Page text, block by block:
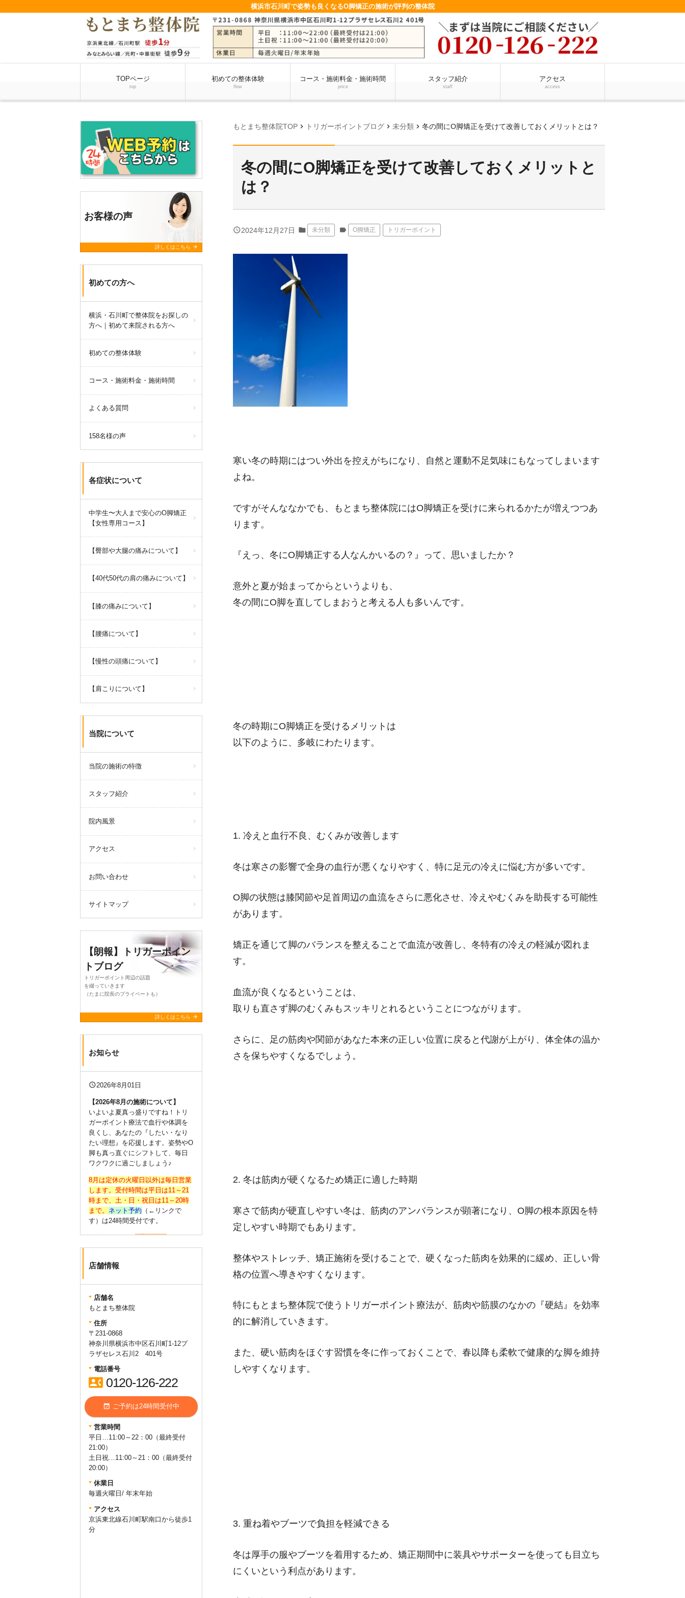
横浜市石川町で姿勢も良くなるO脚矯正の施術が評判の整体院
TOPページ
top
初めての整体体験
flow
コース・施術料金・施術時間
price
スタッフ紹介
staff
アクセス
access
もとまち整体院TOP chevron_right トリガーポイントブログ chevron_right 未分類 chevron_right 冬の間にО脚矯正を受けて改善しておくメリットとは？
冬の間にО脚矯正を受けて改善しておくメリットと
は？
query_builder2024年12月27日 folder 未分類 label О脚矯正 トリガーポイント
寒い冬の時期にはつい外出を控えがちになり、自然と運動不足気味にもなってしまいます
よね。
ですがそんななかでも、もとまち整体院にはО脚矯正を受けに来られるかたが増えつつあ
ります。
『えっ、冬にО脚矯正する人なんかいるの？』って、思いましたか？
意外と夏が始まってからというよりも、
冬の間にО脚を直してしまおうと考える人も多いんです。
冬の時期にO脚矯正を受けるメリットは
以下のように、多岐にわたります。
1. 冷えと血行不良、むくみが改善します
冬は寒さの影響で全身の血行が悪くなりやすく、特に足元の冷えに悩む方が多いです。
O脚の状態は膝関節や足首周辺の血流をさらに悪化させ、冷えやむくみを助長する可能性
があります。
矯正を通じて脚のバランスを整えることで血流が改善し、冬特有の冷えの軽減が図れま
す。
血流が良くなるということは、
取りも直さず脚のむくみもスッキリとれるということにつながります。
さらに、足の筋肉や関節があなた本来の正しい位置に戻ると代謝が上がり、体全体の温か
さを保ちやすくなるでしょう。
2. 冬は筋肉が硬くなるため矯正に適した時期
寒さで筋肉が硬直しやすい冬は、筋肉のアンバランスが顕著になり、O脚の根本原因を特
定しやすい時期でもあります。
整体やストレッチ、矯正施術を受けることで、硬くなった筋肉を効果的に緩め、正しい骨
格の位置へ導きやすくなります。
特にもとまち整体院で使うトリガーポイント療法が、筋肉や筋膜のなかの『硬結』を効率
的に解消していきます。
また、硬い筋肉をほぐす習慣を冬に作っておくことで、春以降も柔軟で健康的な脚を維持
しやすくなります。
3. 重ね着やブーツで負担を軽減できる
冬は厚手の服やブーツを着用するため、矯正期間中に装具やサポーターを使っても目立ち
にくいという利点があります。
お客様の声
詳しくはこちら arrow_forward
初めての方へ
横浜・石川町で整体院をお探しの
方へ｜初めて来院される方へ
初めての整体体験
コース・施術料金・施術時間
よくある質問
158名様の声
各症状について
中学生〜大人まで安心のO脚矯正
【女性専用コース】
【臀部や大腿の痛みについて】
【40代50代の肩の痛みについて】
【膝の痛みについて】
【腰痛について】
【慢性の頭痛について】
【肩こりについて】
当院について
当院の施術の特徴
スタッフ紹介
院内風景
アクセス
お問い合わせ
サイトマップ
【朗報】トリガーポイン
トブログ
トリガーポイント周辺の話題
を綴っていきます
（たまに院長のプライベートも）
詳しくはこちら arrow_forward
お知らせ
query_builder2026年8月01日
【2026年8月の施術について】
いよいよ夏真っ盛りですね！トリ
ガーポイント療法で血行や体調を
良くし、あなたの『したい・なり
たい理想』を応援します。姿勢やО
脚も真っ直ぐにシフトして、毎日
ワクワクに過ごしましょう♪
8月は定休の火曜日以外は毎日営業
します。受付時間は平日は11～21
時まで、土・日・祝日は11～20時
まで。 ネット予約 （←リンクで
す）は24時間受付です。
☆今のうちからО脚の矯正（←リン
クです）をあなたも始めません
学生にも好評をいただいておりま
☆氣持ちよく施術を受けていただ
けるよう、清潔なお着替えを無料
はクレジットカード・交通系IC・
QRコード決済も可能
にお申し付けください。
query_builder2025年11月13日
店舗情報
店舗名
もとまち整体院
住所
〒231-0868
神奈川県横浜市中区石川町1-12プ
ラザセレス石川2 401号
電話番号
contact_phone 0120-126-222
event_available ご予約は24時間受付中
営業時間
平日…11:00～22：00（最終受付
21:00）
土日祝…11:00～21：00（最終受付
20:00）
休業日
毎週火曜日/ 年末年始
アクセス
京浜東北線石川町駅南口から徒歩1
分